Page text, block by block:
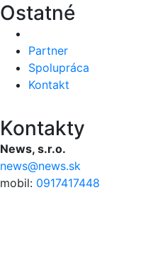
Ostatné
Partner
Spolupráca
Kontakt
Kontakty
News, s.r.o.
news@news.sk
mobil: 0917417448